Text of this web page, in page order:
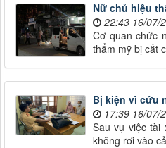
Nữ chủ hiệu
22:43 16/07/
Cơ quan chức
thẩm mỹ bị cắt
Bị kiện vì cứu
17:39 16/07/
Sau vụ việc tài
không rơi vào